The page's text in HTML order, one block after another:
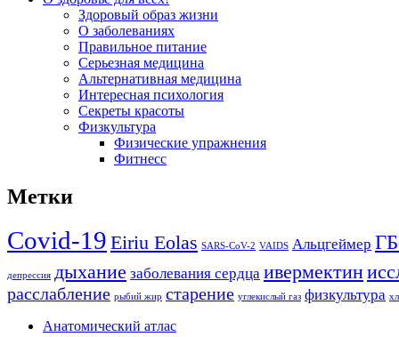
Здоровый образ жизни
О заболеваниях
Правильное питание
Серьезная медицина
Альтернативная медицина
Интересная психология
Секреты красоты
Физкультура
Физические упражнения
Фитнесс
Метки
Covid-19 Eiriu Eolas SARS-CoV-2 VAIDS Альцгеймер
депрессия дыхание заболевания сердца ивермектин
расслабление рыбий жир старение углекислый газ физкультура
Анатомический атлас